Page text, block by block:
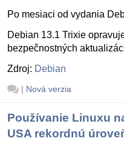
Po mesiaci od vydania
Debian 13.1 Trixie
bezpečnostných
Zdroj: Debian
| Nová verzia
Používanie Linuxu
USA rekordnú